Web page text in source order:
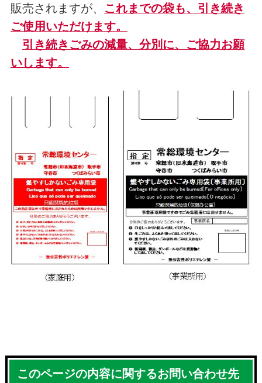
販売されますが、 これまでの袋も、引き続き
ご使用いただけます。
引き続きごみの減量、分別に、ご協力お願
いします。
このページの内容に関するお問い合わせ先